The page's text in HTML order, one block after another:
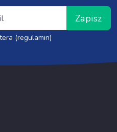
Zapisz
(regulamin)